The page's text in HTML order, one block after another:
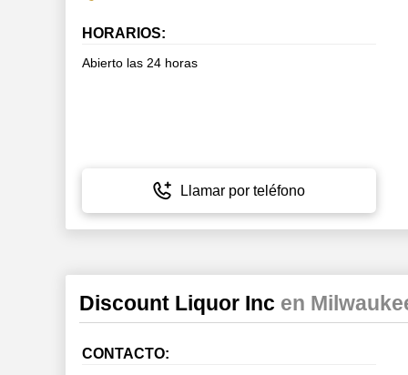
HORARIOS:
Abierto las 24 horas
Llamar por teléfono
Discount Liquor Inc en
CONTACTO: